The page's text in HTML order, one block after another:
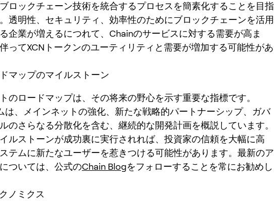
ロックチェーン技術を統合するプロセスを簡素化することを目指
透明性、セキュリティ、効率性のためにブロックチェーンを活用
企業が増えるにつれて、Chainのサービスに対する需要が高ま
ってXCNトークンのユーティリティと需要が増加する可能性があ
マップのマイルストーン
のロードマップは、その将来の野心を示す重要な指標です。
は、メインネットの強化、新たな戦略的パートナーシップ、ガバ
のさらなる分散化を含む、継続的な開発計画を概説しています。
ルストーンが成功裏に実行されれば、投資家の信頼を大幅に高
テムに新たなユーザーを惹きつける可能性があります。最新のア
ついては、公式のChain Blogをフォローすることを常にお勧めし
ノミクス